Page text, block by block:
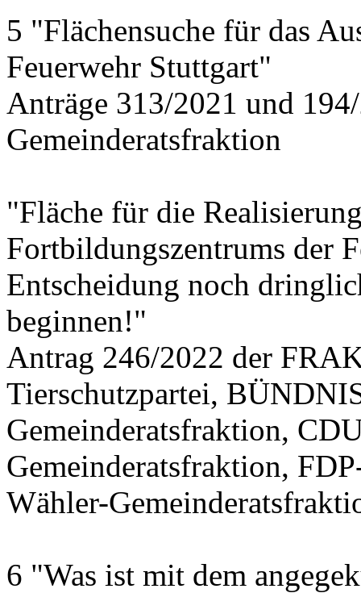
5 "Flächensuche für das
Feuerwehr Stuttgart"
Anträge 313/2021 und
Gemeinderatsfraktion
"Fläche für die
Fortbildungszentrums der
Entscheidung noch
beginnen!"
Antrag 246/2022 der
Tierschutzpartei,
Gemeinderatsfraktion,
Gemeinderatsfraktion,
Wähler-
6 "Was ist mit dem